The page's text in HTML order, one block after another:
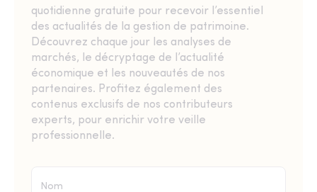
quotidienne gratuite pour recevoir l’essentiel
des actualités de la gestion de patrimoine.
Découvrez chaque jour les analyses de
marchés, le décryptage de l’actualité
économique et les nouveautés de nos
partenaires. Profitez également des
contenus exclusifs de nos contributeurs
experts, pour enrichir votre veille
professionnelle.